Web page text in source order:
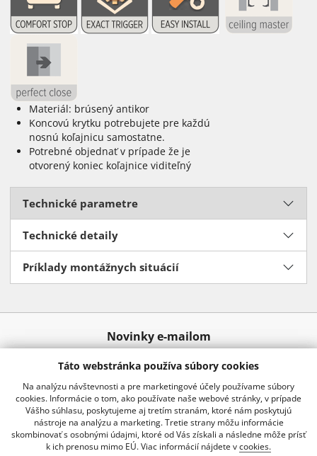
Materiál: brúsený antikor
Koncovú krytku potrebujete pre každú
nosnú koľajnicu samostatne.
Potrebné objednať v prípade že je
otvorený koniec koľajnice viditeľný
Technické parametre
Technické detaily
Príklady montážnych situácií
Novinky e-mailom
Odoslať
02 20920 888 info@kraussro.sk
Táto webstránka používa súbory cookies
Na analýzu návštevnosti a pre marketingové účely používame súbory
cookies. Informácie o tom, ako používate naše webové stránky, v prípade
Vášho súhlasu, poskytujeme aj tretím stranám, ktoré nám poskytujú
nástroje na analýzu a marketing. Tretie strany môžu informácie
skombinovať s osobnými údajmi, ktoré od Vás získali a následne môže prísť
k ich prenosu mimo EÚ. Viac informácií nájdete v cookies.